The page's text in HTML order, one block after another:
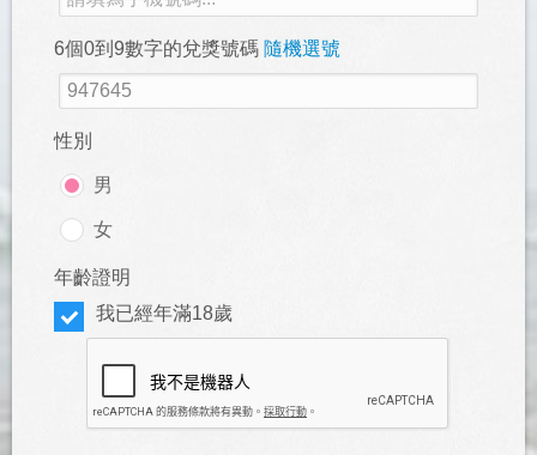
6個0到9數字的兌獎號碼 隨機選號
性別
男
女
年齡證明
我已經年滿18歲